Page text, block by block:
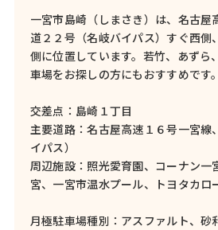
一宮市島崎（しまさき）は、名古屋
道２２号（名岐バイパス）すぐ西側
側に位置しています。若竹、あずら
車場をお探しの方にもおすすめです。
交差点：島崎１丁目
主要道路：名古屋高速１６号一宮線
イパス）
周辺施設：照光愛育園、コーナン一
宮、一宮市温水プール、トヨタカロ
月極駐車場種別：アスファルト、砂